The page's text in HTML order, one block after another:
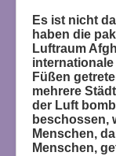
Es ist nicht
haben die
Luftraum
Füßen
mehrere
der Luft
beschossen,
Menschen,
Menschen,